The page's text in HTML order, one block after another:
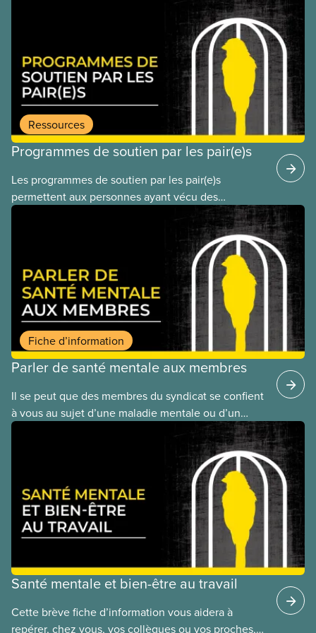
Ressources
Programmes de soutien par les pair(e)s
Les programmes de soutien par les pair(e)s
permettent aux personnes ayant vécu des
expériences similaires de s’entraider entre elles.
Ces programmes reposent sur l’idée que les
personnes qui ont surmonté le même genre
d’évènements traumatiques peuvent se
comprendre et s’épauler sans trop d’efforts ou
d’explications. On a recours aux programmes de
soutien par les pair(e)s dans de nombreux milieux,
notamment au travail.
Fiche d’information
Parler de santé mentale aux membres
Il se peut que des membres du syndicat se confient
à vous au sujet d’une maladie mentale ou d’un
problème de santé mentale. Il faut toutefois se
rappeler que tout le monde n’est pas à l’aise d’en
parler. Certaines personnes peuvent craindre le
jugement ou d’éventuelles conséquences au
travail. Il arrive aussi qu’une personne ne sache pas
qu’elle éprouve des difficultés de santé mentale.
Santé mentale et bien-être au travail
Cette brève fiche d’information vous aidera à
repérer, chez vous, vos collègues ou vos proches,